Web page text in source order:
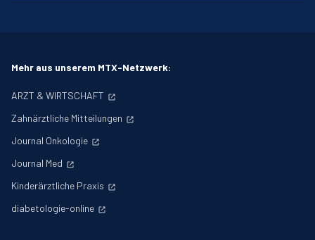
Mehr aus unserem MTX-Netzwerk:
ARZT & WIRTSCHAFT
Zahnärztliche Mitteilungen
Journal Onkologie
Journal Med
Kinderärztliche Praxis
diabetologie-online